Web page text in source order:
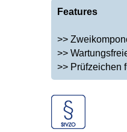
Features
>>
>>
>> Prüfzeichen